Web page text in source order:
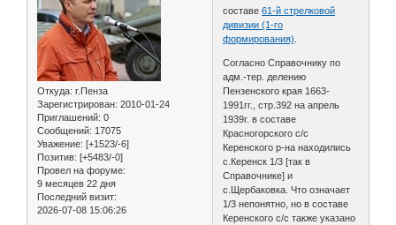
Откуда: г.Пенза
Зарегистрирован: 2010-01-24
Приглашений: 0
Сообщений: 17075
Уважение: [+1523/-6]
Позитив: [+5483/-0]
Провел на форуме:
9 месяцев 22 дня
Последний визит:
2026-07-08 15:06:26
составе61-й стрелковой
дивизии (1-го
формирования)
Согласно Справочнику по
адм.-тер. делению
Пензенского края 1663-
1991гг., стр.392 на апрель
1939г. в составе
Красногорского с/с
Керенского р-на находились
с.Керенск 1/3 [так в
Справочнике] и
с.Щербаковка. Что означает
1/3 непонятно, но в составе
Керенского с/с также указано